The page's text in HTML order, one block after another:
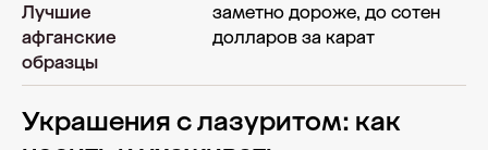
Лучшие
афганские
образцы
заметно дороже, до сотен
долларов за карат
Украшения с лазуритом: как